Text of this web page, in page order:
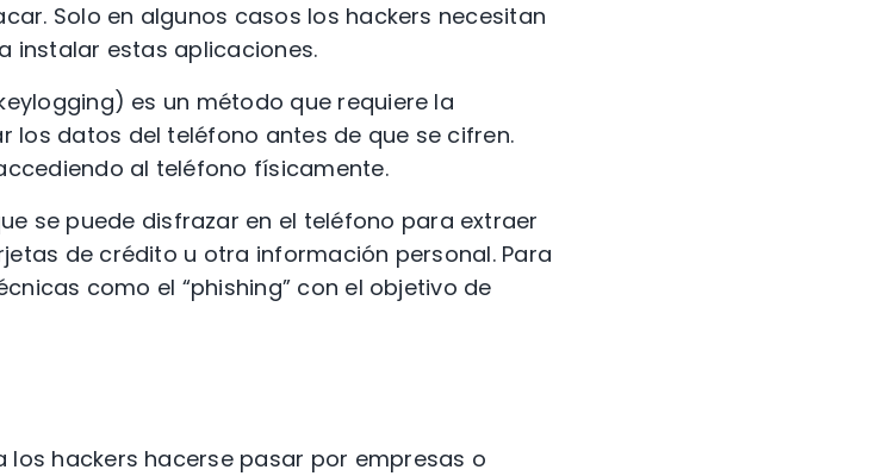
Solo en algunos casos los hackers necesitan
instalar estas aplicaciones.
es un método que requiere la
datos del teléfono antes de que se cifren.
al teléfono físicamente.
se puede disfrazar en el teléfono para extraer
de crédito u otra información personal. Para
como el “phishing” con el objetivo de
los hackers hacerse pasar por empresas o